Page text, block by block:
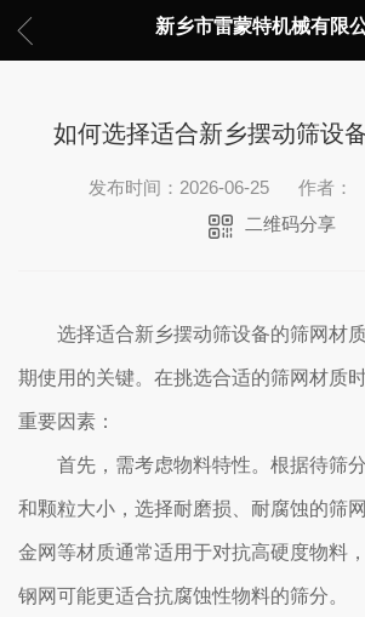
新乡市雷蒙特机械有限
如何选择适合新乡摆动筛设
发布时间：2026-06-25 作者：
二维码分享
选择适合新乡摆动筛设备的筛网材
期使用的关键。在挑选合适的筛网材质
重要因素：
首先，需考虑物料特性。根据待筛
和颗粒大小，选择耐磨损、耐腐蚀的筛
金网等材质通常适用于对抗高硬度物料
钢网可能更适合抗腐蚀性物料的筛分。